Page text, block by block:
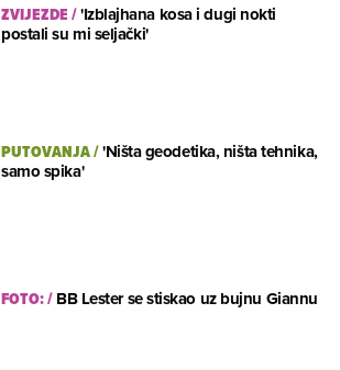
ZVIJEZDE/'Izblajhana kosa i dugi nokti
postali su mi seljački'
PUTOVANJA/'Ništa geodetika, ništa tehnika,
samo spika'
FOTO:/BB Lester se stiskao uz bujnu Giannu